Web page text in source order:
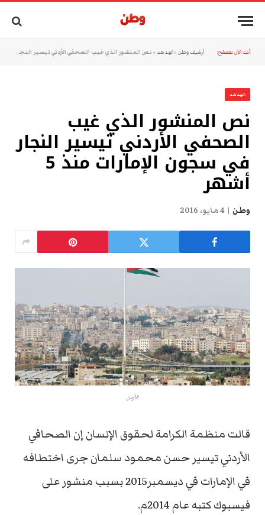
أنت الآن تتصفح: أرشيف وطن »الهدهد » نص المنشور الذي غيب الصحفي الأردني تيسير النجار في سجون الإمارات منذ 5 أشهر
الهدهد
نص المنشور الذي غيب
الصحفي الأردني تيسير النجار
في سجون الإمارات منذ 5
أشهر
وطن 4 مايو، 2016
الأردن
قالت منظمة الكرامة لحقوق الإنسان إن الصحافي
الأردني تيسير حسن محمود سلمان جرى اختطافه
في الإمارات في ديسمبر2015 بسبب منشور على
فيسبوك كتبه عام 2014م.